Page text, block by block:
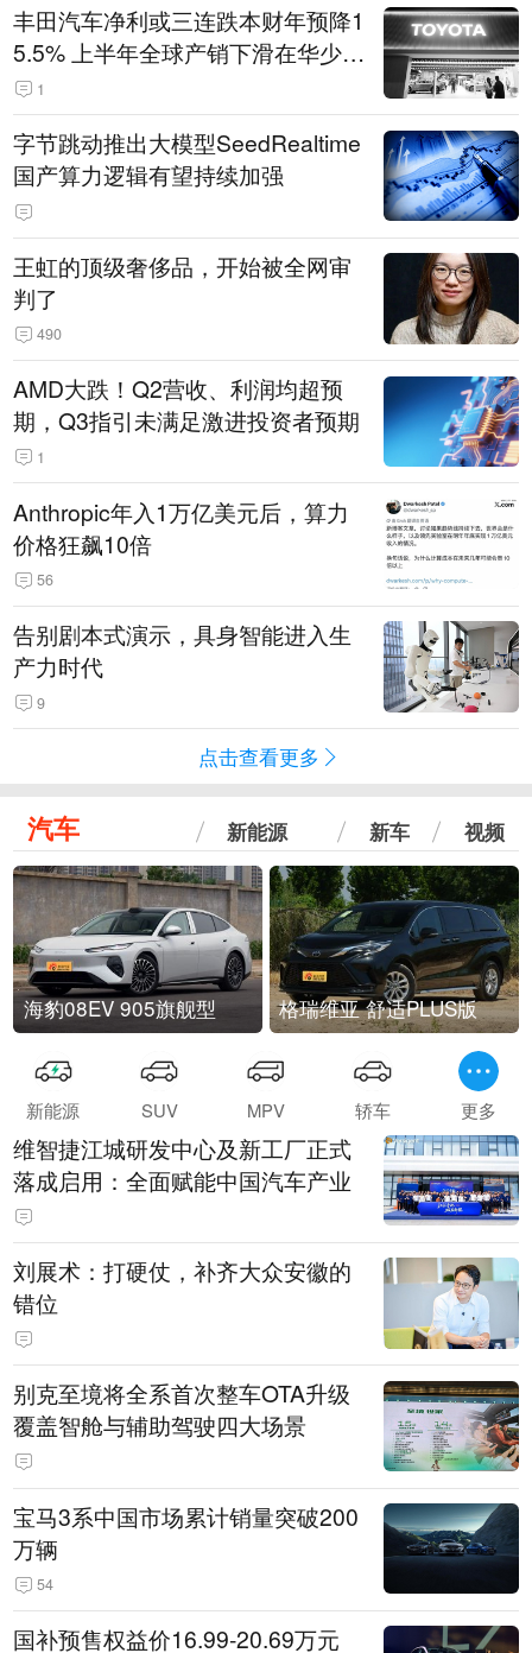
丰田汽车净利或三连跌本财年预降1
5.5% 上半年全球产销下滑在华少卖
14.3万辆
1
字节跳动推出大模型SeedRealtime
国产算力逻辑有望持续加强
王虹的顶级奢侈品，开始被全网审
判了
490
AMD大跌！Q2营收、利润均超预
期，Q3指引未满足激进投资者预期
1
Anthropic年入1万亿美元后，算力
价格狂飙10倍
56
告别剧本式演示，具身智能进入生
产力时代
9
点击查看更多
汽车 新能源 新车 视频
海豹08EV 905旗舰型 格瑞维亚 舒适PLUS版
新能源 SUV MPV 轿车 更多
维智捷江城研发中心及新工厂正式
落成启用：全面赋能中国汽车产业
刘展术：打硬仗，补齐大众安徽的
错位
别克至境将全系首次整车OTA升级
覆盖智舱与辅助驾驶四大场景
宝马3系中国市场累计销量突破200
万辆
54
国补预售权益价16.99-20.69万元